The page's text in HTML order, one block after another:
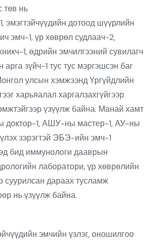
төв нь
эмэгтэйчүүдийн дотоод шүүрлийн
эмч-1, үр хөврөл судлаач-2,
1, өдрийн эмчилгээний сувилагч
арга зүйч-1 тус тус мэргэшсэн баг
улсын хэмжээнд Үргүйдлийн
харьяалал харгалзахгүйгээр
үзүүлж байна. Манай хамт
доктор-1, АШУ-ны мастер-1, АУ-ны
зэрэгтэй ЭБЭ-ийн эмч-1
бид иммунологи дааврын
лаборатори, үр хөврөлийн
суурилсан дараах тусламж
нь үзүүлж байна.
эмчийн үзлэг, оношилгоо